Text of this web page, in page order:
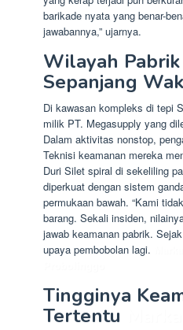
barikade nyata yang benar-
jawabannya,” ujarnya.
Wilayah
Sepanjang
Di kawasan kompleks di tepi
milik PT. Megasupply yang
Dalam aktivitas nonstop,
Teknisi keamanan mereka
Duri Silet spiral di sekeliling
diperkuat dengan sistem
permukaan bawah. “Kami
barang. Sekali insiden,
jawab keamanan pabrik.
upaya pembobolan lagi.
Tingginya
Tertentu